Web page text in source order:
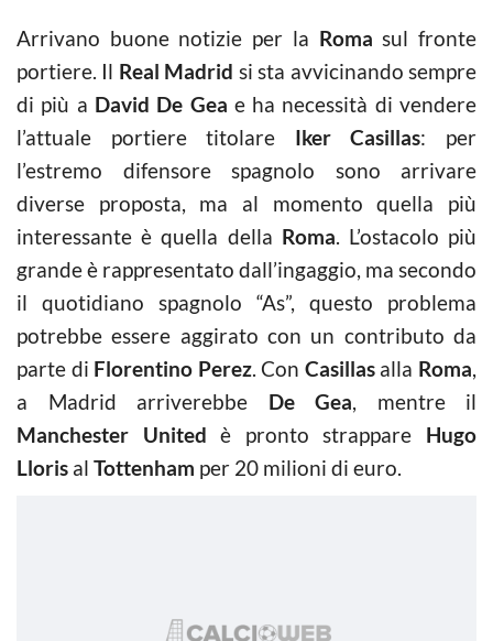
Arrivano buone notizie per la Roma sul fronte
portiere. Il Real Madrid si sta avvicinando sempre
di più a David De Gea e ha necessità di vendere
l’attuale portiere titolare Iker Casillas: per
l’estremo difensore spagnolo sono arrivare
diverse proposta, ma al momento quella più
interessante è quella della Roma. L’ostacolo più
grande è rappresentato dall’ingaggio, ma secondo
il quotidiano spagnolo “As”, questo problema
potrebbe essere aggirato con un contributo da
parte di Florentino Perez. Con Casillasalla Roma,
a Madrid arriverebbe De Gea, mentre il
Manchester United è pronto strappare Hugo
Lloris al Tottenham per 20 milioni di euro.